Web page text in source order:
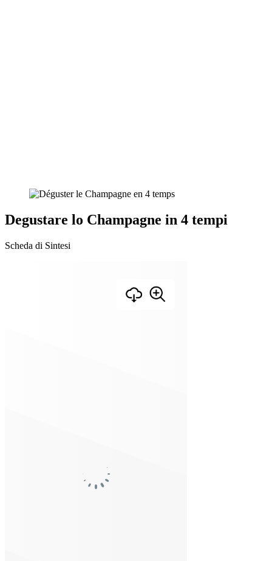
Degustare lo Champagne in 4 tempi
Scheda di Sintesi